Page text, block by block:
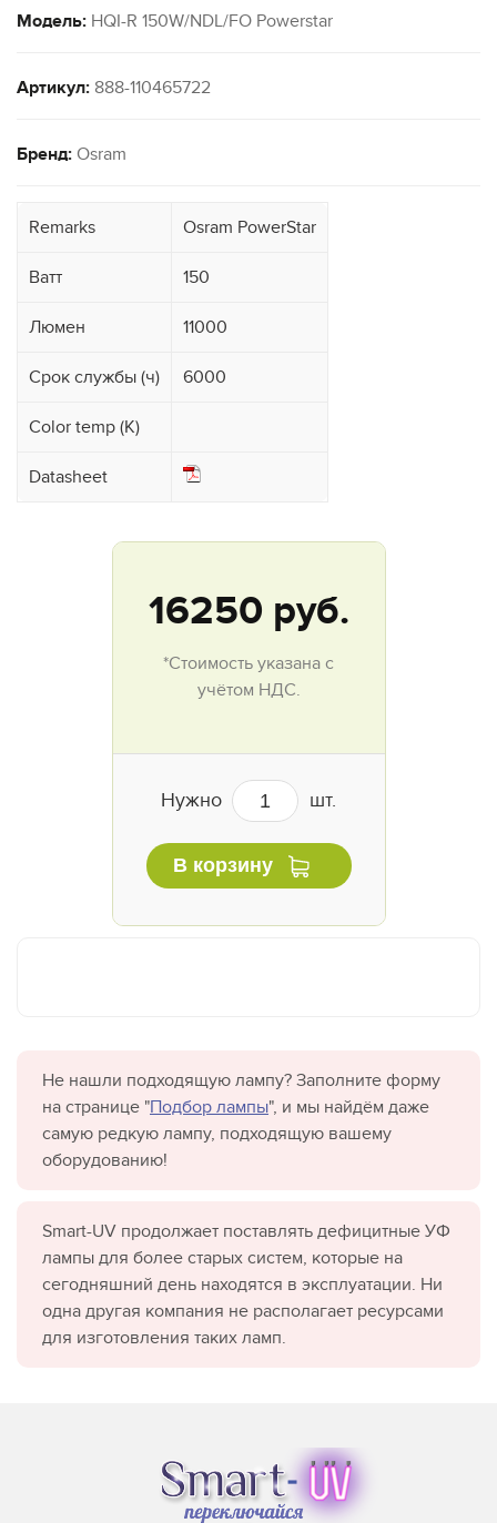
Модель: HQI-R 150W/NDL/FO Powerstar
Артикул: 888-110465722
Бренд: Osram
Remarks Osram PowerStar
Ватт 150
Люмен 11000
Срок службы (ч) 6000
Color temp (K)
Datasheet
16250 руб.
*Стоимость указана с
учётом НДС.
Нужно шт.
В корзину
Не нашли подходящую лампу? Заполните форму
на странице "Подбор лампы", и мы найдём даже
самую редкую лампу, подходящую вашему
оборудованию!
Smart-UV продолжает поставлять дефицитные УФ
лампы для более старых систем, которые на
сегодняшний день находятся в эксплуатации. Ни
одна другая компания не располагает ресурсами
для изготовления таких ламп.